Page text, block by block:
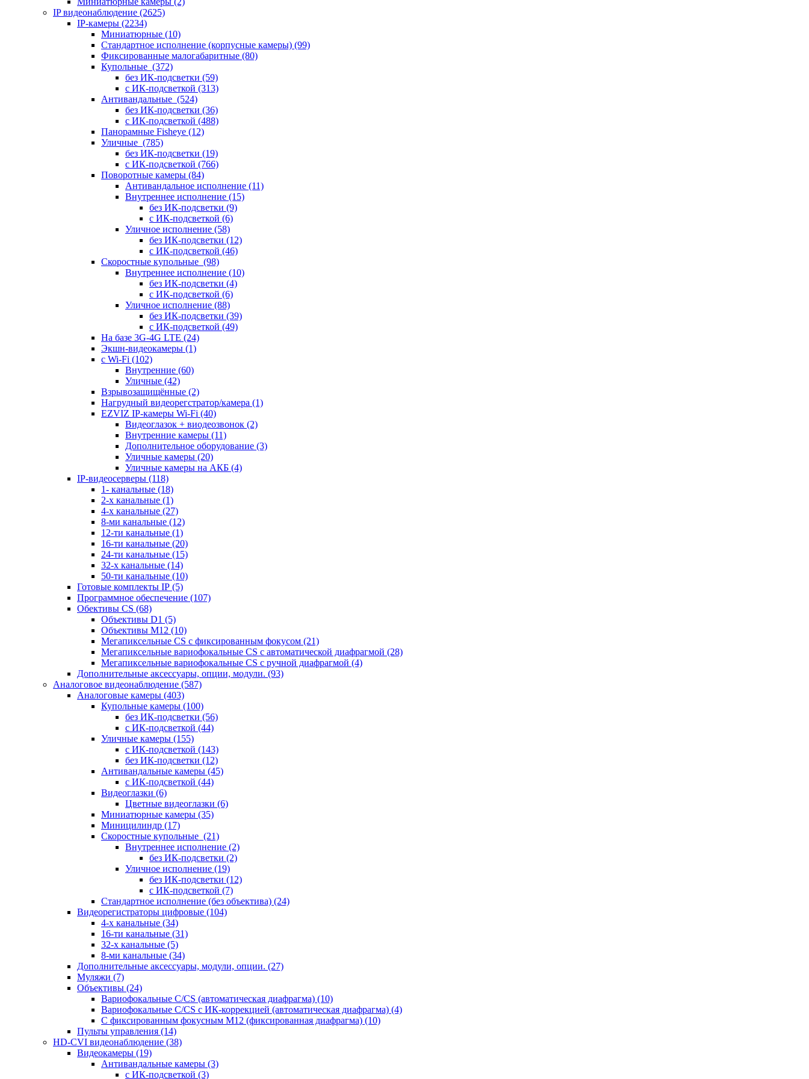
IP видеонаблюдение (2625)
IP-камеры (2234)
Миниатюрные (10)
Стандартное исполнение (корпусные камеры) (99)
Фиксированные малогабаритные (80)
Купольные (372)
без ИК-подсветки (59)
с ИК-подсветкой (313)
Антивандальные (524)
без ИК-подсветки (36)
с ИК-подсветкой (488)
Панорамные Fisheye (12)
Уличные (785)
без ИК-подсветки (19)
с ИК-подсветкой (766)
Поворотные камеры (84)
Антивандальное исполнение (11)
Внутреннее исполнение (15)
без ИК-подсветки (9)
с ИК-подсветкой (6)
Уличное исполнение (58)
без ИК-подсветки (12)
с ИК-подсветкой (46)
Скоростные купольные (98)
Внутреннее исполнение (10)
без ИК-подсветки (4)
с ИК-подсветкой (6)
Уличное исполнение (88)
без ИК-подсветки (39)
с ИК-подсветкой (49)
На базе 3G-4G LTE (24)
Экшн-видеокамеры (1)
с Wi-Fi (102)
Внутренние (60)
Уличные (42)
Взрывозащищённые (2)
Нагрудный видеорегстратор/камера (1)
EZVIZ IP-камеры Wi-Fi (40)
Видеоглазок + виодеозвонок (2)
Внутренние камеры (11)
Дополнительное оборудование (3)
Уличные камеры (20)
Уличные камеры на АКБ (4)
IP-видеосерверы (118)
1- канальные (18)
2-х канальные (1)
4-х канальные (27)
8-ми канальные (12)
12-ти канальные (1)
16-ти канальные (20)
24-ти канальные (15)
32-х канальные (14)
50-ти канальные (10)
Готовые комплекты IP (5)
Программное обеспечение (107)
Обективы CS (68)
Объективы D1 (5)
Объективы M12 (10)
Мегапиксельные CS c фиксированным фокусом (21)
Мегапиксельные вариофокальные CS c автоматической диафрагмой (28)
Мегапиксельные вариофокальные CS c ручной диафрагмой (4)
Дополнительные аксессуары, опции, модули. (93)
Аналоговое видеонаблюдение (587)
Аналоговые камеры (403)
Купольные камеры (100)
без ИК-подсветки (56)
с ИК-подсветкой (44)
Уличные камеры (155)
с ИК-подсветкой (143)
без ИК-подсветки (12)
Антивандальные камеры (45)
с ИК-подсветкой (44)
Видеоглазки (6)
Цветные видеоглазки (6)
Миниатюрные камеры (35)
Миницилиндр (17)
Скоростные купольные (21)
Внутреннее исполнение (2)
без ИК-подсветки (2)
Уличное исполнение (19)
без ИК-подсветки (12)
с ИК-подсветкой (7)
Стандартное исполнение (без объектива) (24)
Видеорегистраторы цифровые (104)
4-х канальные (34)
16-ти канальные (31)
32-х канальные (5)
8-ми канальные (34)
Дополнительные аксессуары, модули, опции. (27)
Муляжи (7)
Объективы (24)
Вариофокальные C/CS (автоматическая диафрагма) (10)
Вариофокальные C/CS с ИК-коррекцией (автоматическая диафрагма) (4)
С фиксированным фокусным М12 (фиксированная диафрагма) (10)
Пульты управления (14)
HD-CVI видеонаблюдение (38)
Видеокамеры (19)
Антивандальные камеры (3)
с ИК-подсветкой (3)